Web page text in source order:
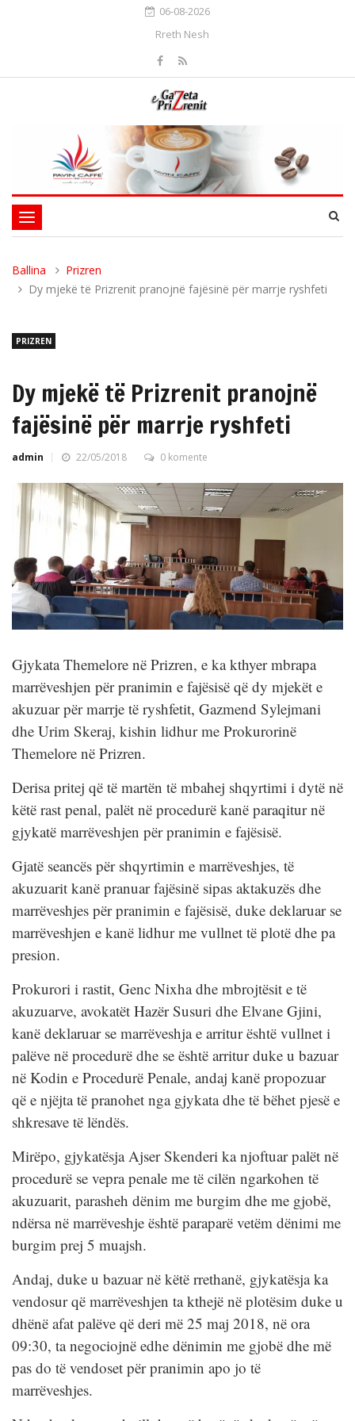
06-08-2026
Rreth Nesh
Toggle
navigation
Ballina
Prizren
Dy mjekë të Prizrenit pranojnë fajësinë për marrje ryshfeti
PRIZREN
Dy mjekë të Prizrenit pranojnë
fajësinë për marrje ryshfeti
admin 22/05/2018 0 komente
Gjykata Themelore në Prizren, e ka kthyer mbrapa
marrëveshjen për pranimin e fajësisë që dy mjekët e
akuzuar për marrje të ryshfetit, Gazmend Sylejmani
dhe Urim Skeraj, kishin lidhur me Prokurorinë
Themelore në Prizren.
Derisa pritej që të martën të mbahej shqyrtimi i dytë në
këtë rast penal, palët në procedurë kanë paraqitur në
gjykatë marrëveshjen për pranimin e fajësisë.
Gjatë seancës për shqyrtimin e marrëveshjes, të
akuzuarit kanë pranuar fajësinë sipas aktakuzës dhe
marrëveshjes për pranimin e fajësisë, duke deklaruar se
marrëveshjen e kanë lidhur me vullnet të plotë dhe pa
presion.
Prokurori i rastit, Genc Nixha dhe mbrojtësit e të
akuzuarve, avokatët Hazër Susuri dhe Elvane Gjini,
kanë deklaruar se marrëveshja e arritur është vullnet i
palëve në procedurë dhe se është arritur duke u bazuar
në Kodin e Procedurë Penale, andaj kanë propozuar
që e njëjta të pranohet nga gjykata dhe të bëhet pjesë e
shkresave të lëndës.
Mirëpo, gjykatësja Ajser Skenderi ka njoftuar palët në
procedurë se vepra penale me të cilën ngarkohen të
akuzuarit, parasheh dënim me burgim dhe me gjobë,
ndërsa në marrëveshje është paraparë vetëm dënimi me
burgim prej 5 muajsh.
Andaj, duke u bazuar në këtë rrethanë, gjykatësja ka
vendosur që marrëveshjen ta kthejë në plotësim duke u
dhënë afat palëve që deri më 25 maj 2018, në ora
09:30, ta negociojnë edhe dënimin me gjobë dhe më
pas do të vendoset për pranimin apo jo të
marrëveshjes.